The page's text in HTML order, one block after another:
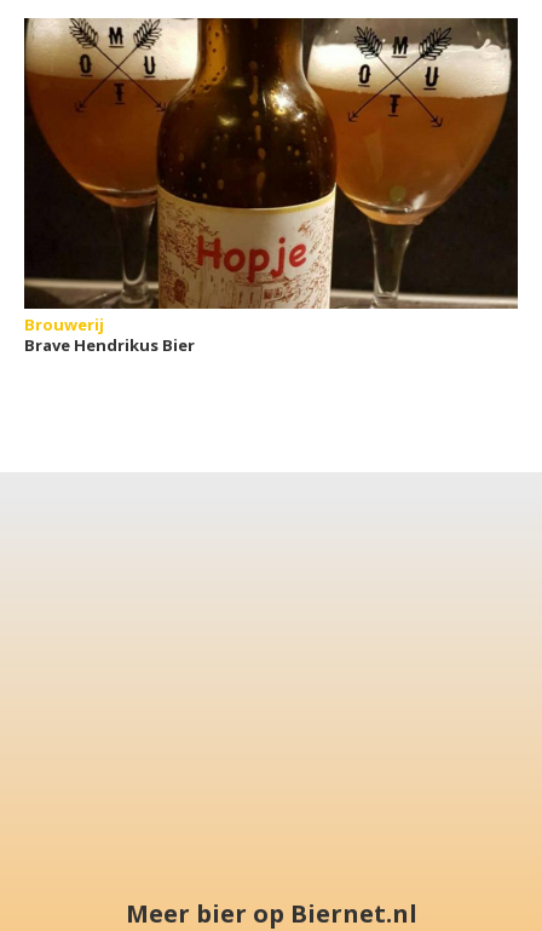
Brouwerij
Brave Hendrikus Bier
Meer bier op Biernet.nl